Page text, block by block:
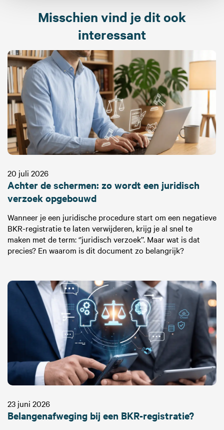
Misschien vind je dit ook
interessant
20 juli 2026
Achter de schermen: zo wordt een juridisch
verzoek opgebouwd
Wanneer je een juridische procedure start om een negatieve
BKR-registratie te laten verwijderen, krijg je al snel te
maken met de term: ‘’juridisch verzoek’’. Maar wat is dat
precies? En waarom is dit document zo belangrijk?
23 juni 2026
Belangenafweging bij een BKR-registratie?